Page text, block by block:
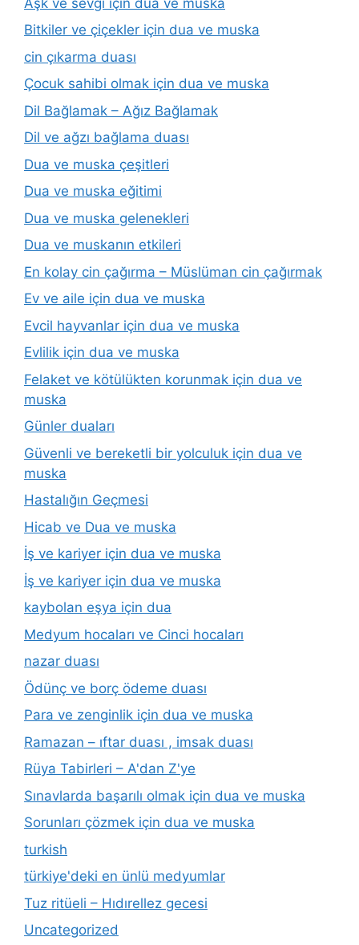
Bitkiler ve çiçekler için dua ve muska
cin çıkarma duası
Çocuk sahibi olmak için dua ve muska
Dil Bağlamak – Ağız Bağlamak
Dil ve ağzı bağlama duası
Dua ve muska çeşitleri
Dua ve muska eğitimi
Dua ve muska gelenekleri
Dua ve muskanın etkileri
En kolay cin çağırma – Müslüman cin çağırmak
Ev ve aile için dua ve muska
Evcil hayvanlar için dua ve muska
Evlilik için dua ve muska
Felaket ve kötülükten korunmak için dua ve
muska
Günler duaları
Güvenli ve bereketli bir yolculuk için dua ve
muska
Hastalığın Geçmesi
Hicab ve Dua ve muska
İş ve kariyer için dua ve muska
İş ve kariyer için dua ve muska
kaybolan eşya için dua
Medyum hocaları ve Cinci hocaları
nazar duası
Ödünç ve borç ödeme duası
Para ve zenginlik için dua ve muska
Ramazan – ıftar duası , imsak duası
Rüya Tabirleri – A'dan Z'ye
Sınavlarda başarılı olmak için dua ve muska
Sorunları çözmek için dua ve muska
turkish
türkiye'deki en ünlü medyumlar
Tuz ritüeli – Hıdırellez gecesi
Uncategorized